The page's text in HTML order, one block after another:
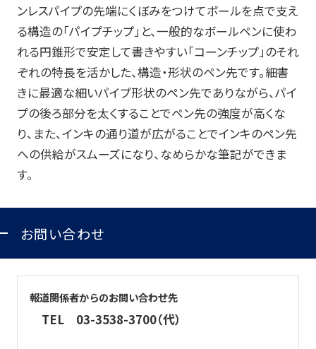
ンレスパイプの先端にくぼみをつけてボールを点で支え
る構造の「パイプチップ」と、一般的なボールペンに使わ
れる円錐形で安定して書きやすい「コーンチップ」のそれ
ぞれの特長を活かした、構造・形状のペン先です。細書
きに最適な細いパイプ形状のペン先でありながら、パイ
プの後ろ部分を太くすることでペン先の強度が高くな
り、また、インキの通り道が広がることでインキのペン先
への供給がスムーズになり、なめらかな筆記ができま
す。
お問い合わせ
報道関係者からのお問い合わせ先
TEL03-3538-3700（代）